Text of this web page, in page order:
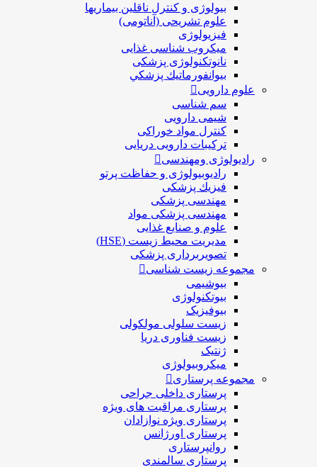
بیولوژی و کنترل ناقلین بیماریها
علوم تشریحی (آناتومی)
فیزیولوژی
ميكروب شناسی غذایی
نانوتکنولوژی پزشکی
بيوانفورماتيك پزشكي
علوم دارویی
سم شناسی
شیمی دارویی
کنترل مواد خوراکی
ترکیبات دارویی دریایی
رادیولوژی ومهندسی
رادیوبیولوژی و حفاظت پرتو
فيزيك پزشکی
مهندسی پزشکی
مهندسی پزشکی مواد
علوم و صنايع غذایی
مدیریت محیط زیست (HSE)
تصویربرداری پزشکی
مجموعه زیست شناسی
بیوشیمی
بیوتکنولوژی
بیوفیزیک
زیست سلولی مولکولی
زیست فناوری دریا
ژنتیک
میکروبیولوژی
مجموعه پرستاری
پرستاری داخلی جراحی
پرستاری مراقبت های ويژه
پرستاری ويژه نوازادان
پرستاری اورژانس
روانپرستاری
پرستاری سالمندی